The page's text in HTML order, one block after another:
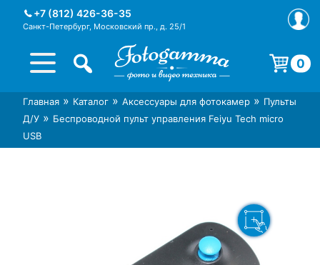
+7 (812) 426-36-35
Санкт-Петербург, Московский пр., д. 25/1
Интернет-магазин фототехники
Foto-Gamma в СПб
Магазин фотоаксессуаров foto-
gamma.ru
0
Корзина пуста.
Главная » Каталог » Аксессуары для фотокамер » Пульты
Д/У » Беспроводной пульт управления Feiyu Tech micro
USB